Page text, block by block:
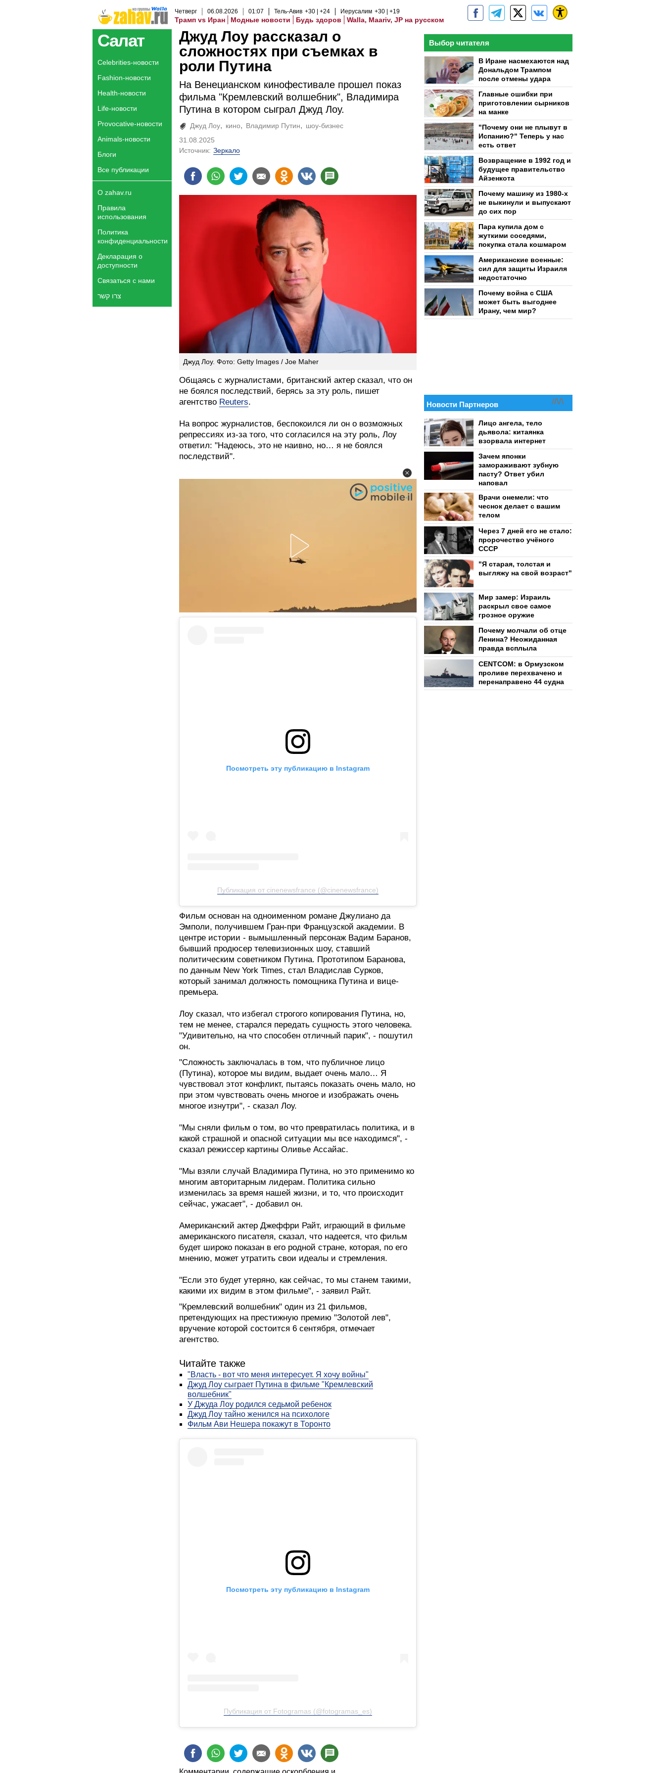
Четверг 06.08.2026 01:07 Тель-Авив +30 +24 Иерусалим +30 +19
Трамп vs Иран Модные новости Будь здоров Walla, Maariv, JP на русском
Салат
Celebrities-новости
Fashion-новости
Health-новости
Life-новости
Provocative-новости
Animals-новости
Блоги
Все публикации
О zahav.ru
Правила
использования
Политика
конфиденциальности
Декларация о
доступности
Связаться с нами
צרו קשר
Джуд Лоу рассказал о
сложностях при съемках в
роли Путина
На Венецианском кинофестивале прошел показ
фильма "Кремлевский волшебник", Владимира
Путина в котором сыграл Джуд Лоу.
Джуд Лоу кино Владимир Путин
шоу-бизнес
31.08.2025
Источник: Зеркало
Джуд Лоу. Фото: Getty Images / Joe Maher
Общаясь с журналистами, британский актер сказал, что он
не боялся последствий, берясь за эту роль, пишет
агентство Reuters.
На вопрос журналистов, беспокоился ли он о возможных
репрессиях из-за того, что согласился на эту роль, Лоу
ответил: "Надеюсь, это не наивно, но… я не боялся
последствий".
Посмотреть эту публикацию в Instagram
Публикация от cinenewsfrance (@cinenewsfrance)
Фильм основан на одноименном романе Джулиано да
Эмполи, получившем Гран-при Французской академии. В
центре истории - вымышленный персонаж Вадим Баранов,
бывший продюсер телевизионных шоу, ставший
политическим советником Путина. Прототипом Баранова,
по данным New York Times, стал Владислав Сурков,
который занимал должность помощника Путина и вице-
премьера.
Лоу сказал, что избегал строгого копирования Путина, но,
тем не менее, старался передать сущность этого человека.
"Удивительно, на что способен отличный парик", - пошутил
он.
"Сложность заключалась в том, что публичное лицо
(Путина), которое мы видим, выдает очень мало… Я
чувствовал этот конфликт, пытаясь показать очень мало, но
при этом чувствовать очень многое и изображать очень
многое изнутри", - сказал Лоу.
"Мы сняли фильм о том, во что превратилась политика, и в
какой страшной и опасной ситуации мы все находимся", -
сказал режиссер картины Оливье Ассайас.
"Мы взяли случай Владимира Путина, но это применимо ко
многим авторитарным лидерам. Политика сильно
изменилась за время нашей жизни, и то, что происходит
сейчас, ужасает", - добавил он.
Американский актер Джеффри Райт, играющий в фильме
американского писателя, сказал, что надеется, что фильм
будет широко показан в его родной стране, которая, по его
мнению, может утратить свои идеалы и стремления.
"Если это будет утеряно, как сейчас, то мы станем такими,
какими их видим в этом фильме", - заявил Райт.
"Кремлевский волшебник" один из 21 фильмов,
претендующих на престижную премию "Золотой лев",
вручение которой состоится 6 сентября, отмечает
агентство.
Читайте также
"Власть - вот что меня интересует. Я хочу войны"
Джуд Лоу сыграет Путина в фильме "Кремлевский
волшебник"
У Джуда Лоу родился седьмой ребенок
Джуд Лоу тайно женился на психологе
Фильм Ави Нешера покажут в Торонто
Посмотреть эту публикацию в Instagram
Публикация от Fotogramas (@fotogramas_es)
Выбор читателя
В Иране насмехаются над
Дональдом Трампом
после отмены удара
Главные ошибки при
приготовлении сырников
на манке
"Почему они не плывут в
Испанию?" Теперь у нас
есть ответ
Возвращение в 1992 год и
будущее правительство
Айзенкота
Почему машину из 1980-х
не выкинули и выпускают
до сих пор
Пара купила дом с
жуткими соседями,
покупка стала кошмаром
Американские военные:
сил для защиты Израиля
недостаточно
Почему война с США
может быть выгоднее
Ирану, чем мир?